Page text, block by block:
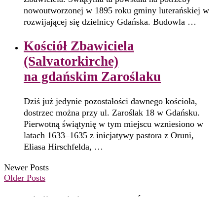
nowoutworzonej w 1895 roku gminy luterańskiej w
rozwijającej się dzielnicy Gdańska. Budowla …
Kościół Zbawiciela
(Salvatorkirche)
na gdańskim Zaroślaku
Dziś już jedynie pozostałości dawnego kościoła,
dostrzec można przy ul. Zaroślak 18 w Gdańsku.
Pierwotną świątynię w tym miejscu wzniesiono w
latach 1633–1635 z inicjatywy pastora z Oruni,
Eliasa Hirschfelda, …
Newer Posts
Older Posts